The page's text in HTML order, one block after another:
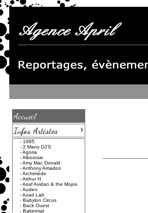
Accueil
Infos Artistes
›
- 1995
- 2 Many DJ'S
-Agoria
-Alborosie
-Amy Mac Donald
-Anthony Amadori
-Archimède
-Arthur H
-Asaf Avidan & the Mojos
-Auden
-Azad Lab
- Babylon Circus
- Back Ouest
- Bakermat